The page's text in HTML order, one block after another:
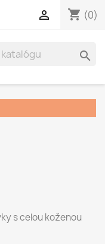
shopping_cart (0)


s celou koženou